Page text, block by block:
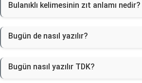
Bulanıklı kelimesinin zıt anlamı nedir?
Bugün de nasıl yazılır?
Bugün nasıl yazılır TDK?